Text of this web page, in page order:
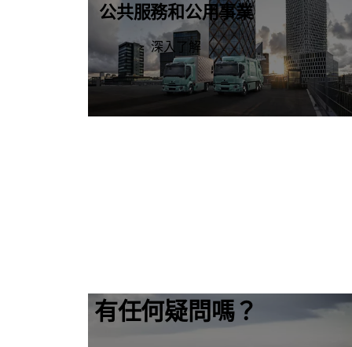
公共服務和公用事業
深入了解
有任何疑問嗎？